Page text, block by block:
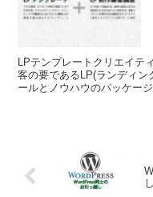
LPテンプレートクリエイ
客の要であるLP(ランディン
ールとノウハウのパッケー
し